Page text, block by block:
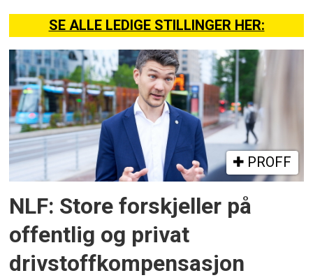
SE ALLE LEDIGE STILLINGER HER:
PROFF
NLF: Store forskjeller på
offentlig og privat
drivstoffkompensasjon